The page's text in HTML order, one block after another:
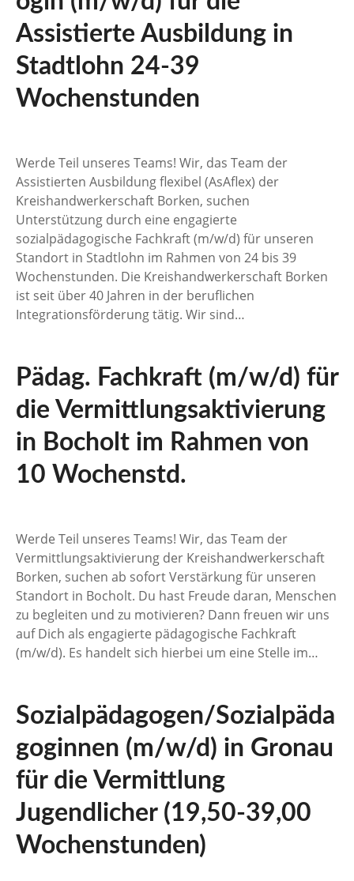
Assistierte Ausbildung in
Stadtlohn 24-39
Wochenstunden
Werde Teil unseres Teams! Wir, das Team der
Assistierten Ausbildung flexibel (AsAflex) der
Kreishandwerkerschaft Borken, suchen
Unterstützung durch eine engagierte
sozialpädagogische Fachkraft (m/w/d) für unseren
Standort in Stadtlohn im Rahmen von 24 bis 39
Wochenstunden. Die Kreishandwerkerschaft Borken
ist seit über 40 Jahren in der beruflichen
Integrationsförderung tätig. Wir sind…
Pädag. Fachkraft (m/w/d) für
die Vermittlungsaktivierung
in Bocholt im Rahmen von
10 Wochenstd.
Werde Teil unseres Teams! Wir, das Team der
Vermittlungsaktivierung der Kreishandwerkerschaft
Borken, suchen ab sofort Verstärkung für unseren
Standort in Bocholt. Du hast Freude daran, Menschen
zu begleiten und zu motivieren? Dann freuen wir uns
auf Dich als engagierte pädagogische Fachkraft
(m/w/d). Es handelt sich hierbei um eine Stelle im…
Sozialpädagogen/Sozialpäda
goginnen (m/w/d) in Gronau
für die Vermittlung
Jugendlicher (19,50-39,00
Wochenstunden)